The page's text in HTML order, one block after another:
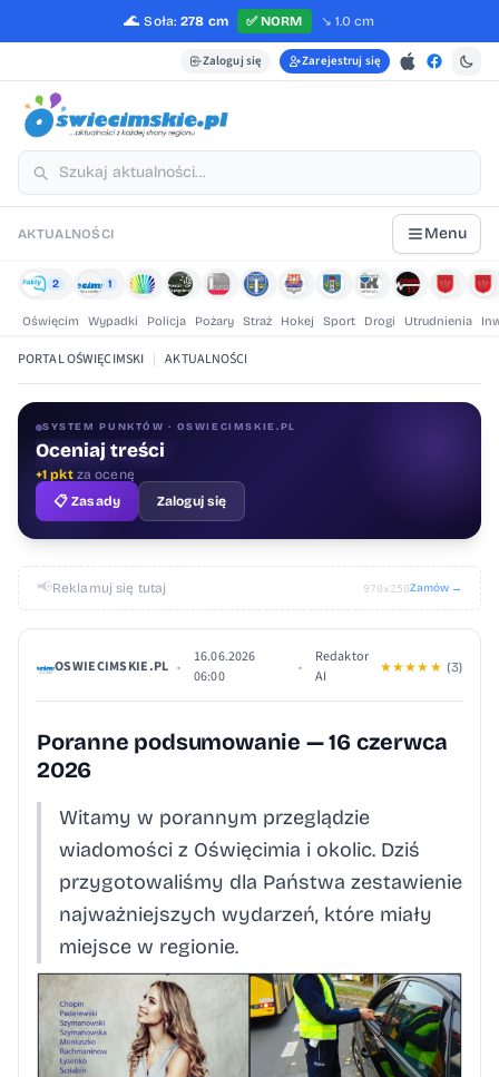
🌊 Soła: 278 cm ✅NORM ↘️ 1.0 cm
Zaloguj się Zarejestruj się
AKTUALNOŚCI Menu
2 1
Oświęcim Wypadki Policja Pożary Straż Hokej Sport Drogi Utrudnienia
PORTAL OŚWIĘCIMSKI | AKTUALNOŚCI
SYSTEM PUNKTÓW · OSWIECIMSKIE.PL
Oceniaj treści
+1 pktza ocenę
📋 Zasady
Zaloguj się
📢Reklamuj się tutaj 970×250Zamów →
OSWIECIMSKIE.PL •
16.06.2026
06:00
•
Redaktor
AI
★★★★ ★ (3)
Poranne podsumowanie — 16 czerwca
2026
Witamy w porannym przeglądzie
wiadomości z Oświęcimia i okolic. Dziś
przygotowaliśmy dla Państwa zestawienie
najważniejszych wydarzeń, które miały
miejsce w regionie.